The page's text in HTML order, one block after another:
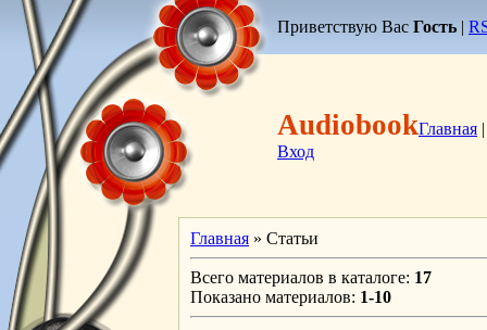
Приветствую Вас Гость |
AudiobookГлавная
Вход
Главная » Статьи
Всего материалов в каталоге: 17
Показано материалов: 1-10